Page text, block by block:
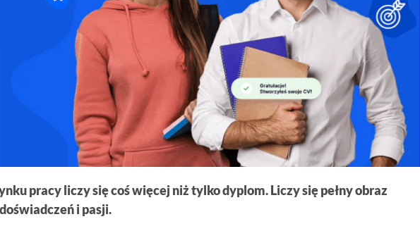
pracy liczy się coś więcej niż tylko dyplom. Liczy się pełny obraz
i pasji.